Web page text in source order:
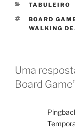
CATEGORIAS
TABULEIRO
TAGS
BOARD
WALKING
Uma
Board